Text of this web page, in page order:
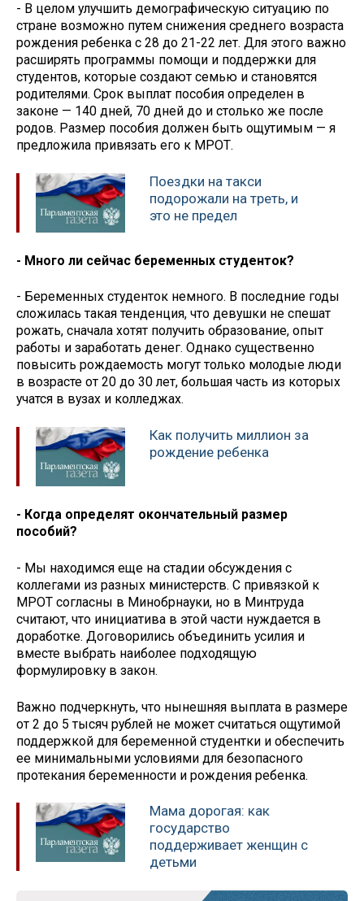
- В целом улучшить демографическую ситуацию по
стране возможно путем снижения среднего возраста
рождения ребенка с 28 до 21-22 лет. Для этого важно
расширять программы помощи и поддержки для
студентов, которые создают семью и становятся
родителями. Срок выплат пособия определен в
законе — 140 дней, 70 дней до и столько же после
родов. Размер пособия должен быть ощутимым — я
предложила привязать его к МРОТ.
Поездки на такси
подорожали на треть, и
это не предел
- Много ли сейчас беременных студенток?
- Беременных студенток немного. В последние годы
сложилась такая тенденция, что девушки не спешат
рожать, сначала хотят получить образование, опыт
работы и заработать денег. Однако существенно
повысить рождаемость могут только молодые люди
в возрасте от 20 до 30 лет, большая часть из которых
учатся в вузах и колледжах.
Как получить миллион за
рождение ребенка
- Когда определят окончательный размер
пособий?
- Мы находимся еще на стадии обсуждения с
коллегами из разных министерств. С привязкой к
МРОТ согласны в Минобрнауки, но в Минтруда
считают, что инициатива в этой части нуждается в
доработке. Договорились объединить усилия и
вместе выбрать наиболее подходящую
формулировку в закон.
Важно подчеркнуть, что нынешняя выплата в размере
от 2 до 5 тысяч рублей не может считаться ощутимой
поддержкой для беременной студентки и обеспечить
ее минимальными условиями для безопасного
протекания беременности и рождения ребенка.
Мама дорогая: как
государство
поддерживает женщин с
детьми